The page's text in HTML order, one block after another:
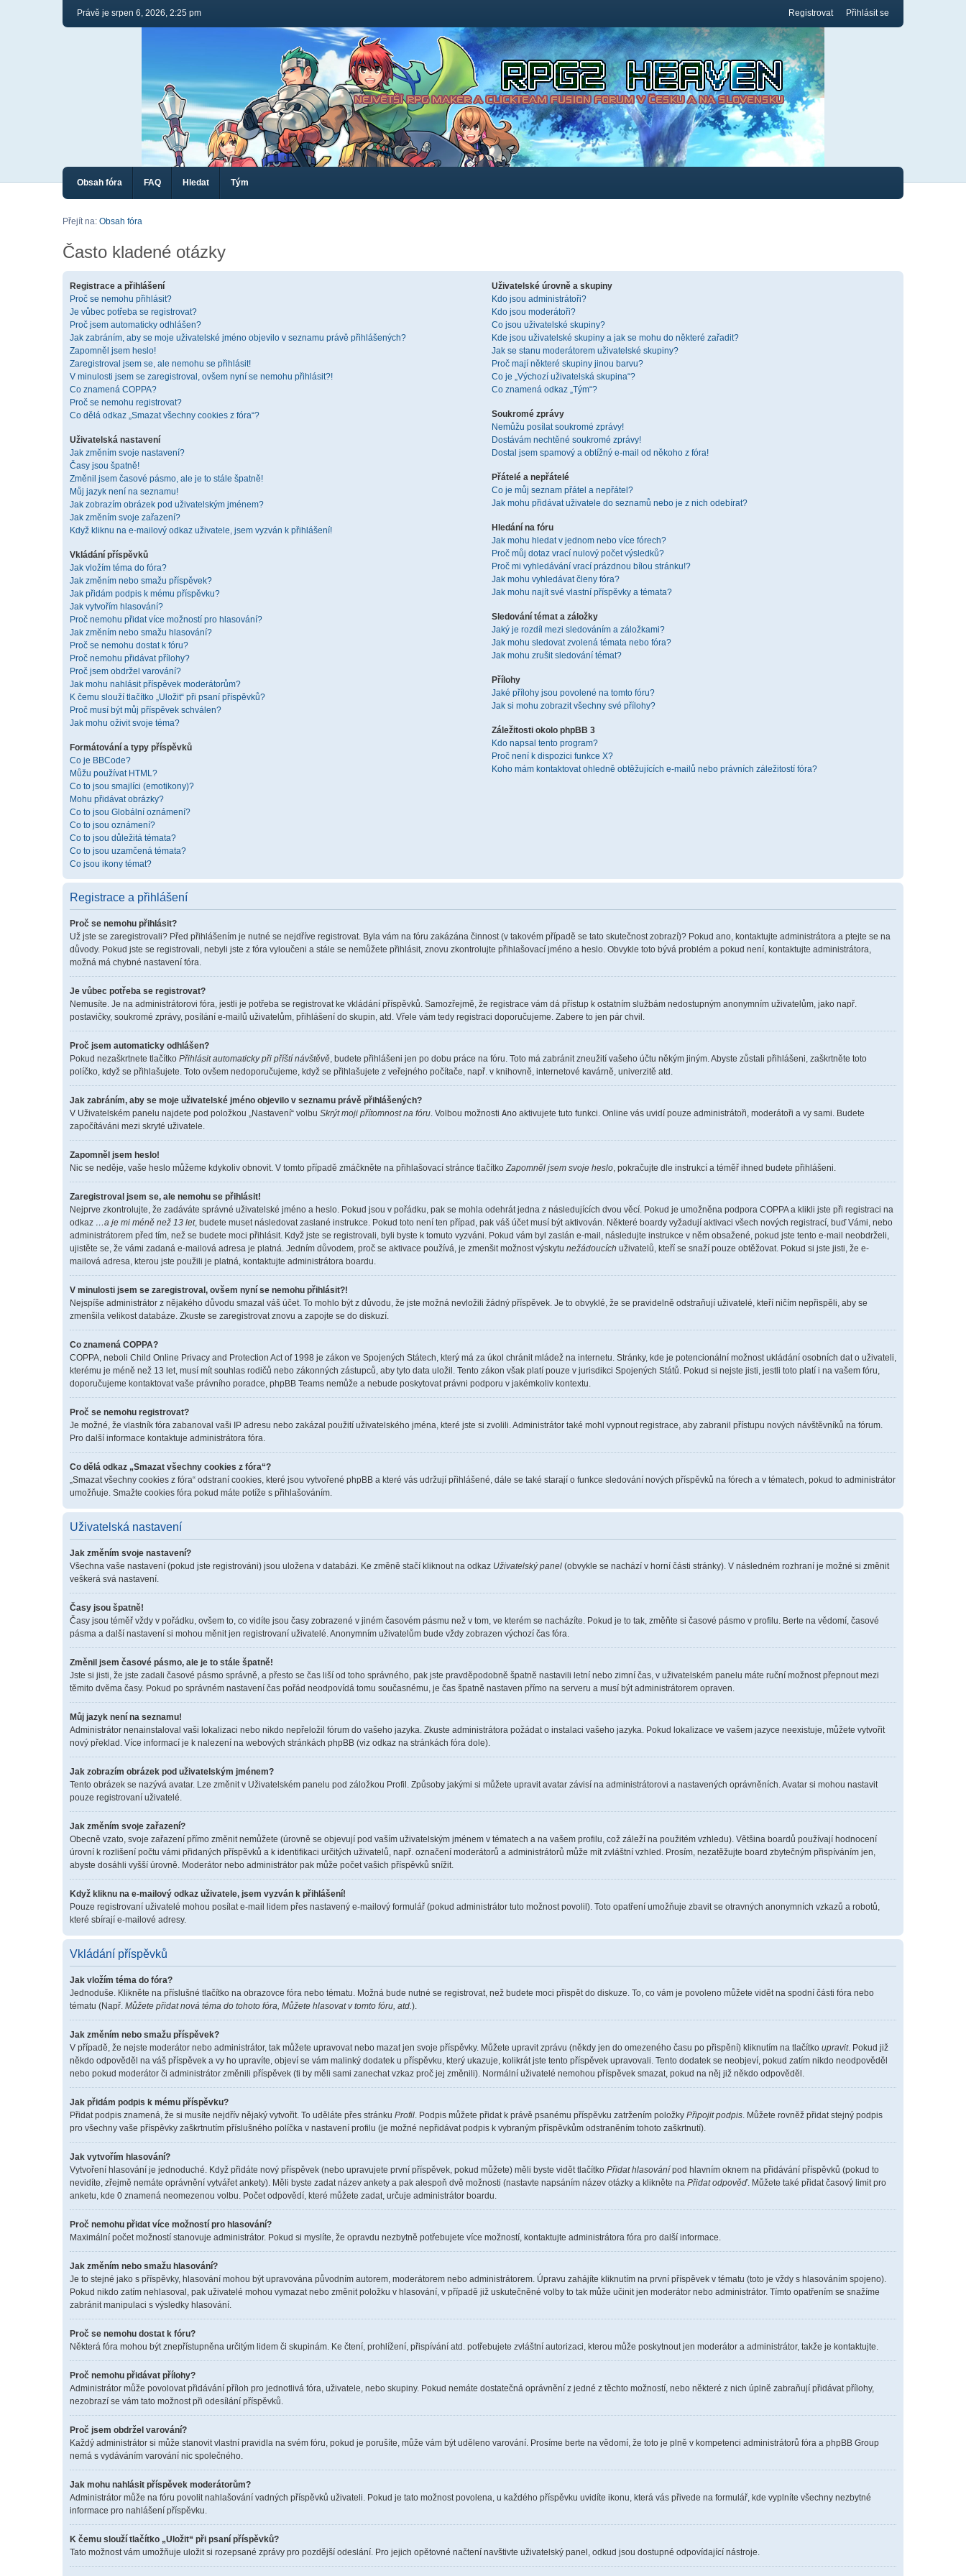
Právě je srpen 6, 2026, 2:25 pm Registrovat Přihlásit se
Obsah fóra FAQ Hledat Tým
Přejít na: Obsah fóra
Často kladené otázky
Registrace a přihlášení
Proč se nemohu přihlásit?
Je vůbec potřeba se registrovat?
Proč jsem automaticky odhlášen?
Jak zabráním, aby se moje uživatelské jméno objevilo v seznamu právě přihlášených?
Zapomněl jsem heslo!
Zaregistroval jsem se, ale nemohu se přihlásit!
V minulosti jsem se zaregistroval, ovšem nyní se nemohu přihlásit?!
Co znamená COPPA?
Proč se nemohu registrovat?
Co dělá odkaz „Smazat všechny cookies z fóra“?
Uživatelská nastavení
Jak změním svoje nastavení?
Časy jsou špatně!
Změnil jsem časové pásmo, ale je to stále špatně!
Můj jazyk není na seznamu!
Jak zobrazím obrázek pod uživatelským jménem?
Jak změním svoje zařazení?
Když kliknu na e-mailový odkaz uživatele, jsem vyzván k přihlášení!
Vkládání příspěvků
Jak vložím téma do fóra?
Jak změním nebo smažu příspěvek?
Jak přidám podpis k mému příspěvku?
Jak vytvořím hlasování?
Proč nemohu přidat více možností pro hlasování?
Jak změním nebo smažu hlasování?
Proč se nemohu dostat k fóru?
Proč nemohu přidávat přílohy?
Proč jsem obdržel varování?
Jak mohu nahlásit příspěvek moderátorům?
K čemu slouží tlačítko „Uložit“ při psaní příspěvků?
Proč musí být můj příspěvek schválen?
Jak mohu oživit svoje téma?
Formátování a typy příspěvků
Co je BBCode?
Můžu používat HTML?
Co to jsou smajlíci (emotikony)?
Mohu přidávat obrázky?
Co to jsou Globální oznámení?
Co to jsou oznámení?
Co to jsou důležitá témata?
Co to jsou uzamčená témata?
Co jsou ikony témat?
Uživatelské úrovně a skupiny
Kdo jsou administrátoři?
Kdo jsou moderátoři?
Co jsou uživatelské skupiny?
Kde jsou uživatelské skupiny a jak se mohu do některé zařadit?
Jak se stanu moderátorem uživatelské skupiny?
Proč mají některé skupiny jinou barvu?
Co je „Výchozí uživatelská skupina“?
Co znamená odkaz „Tým“?
Soukromé zprávy
Nemůžu posílat soukromé zprávy!
Dostávám nechtěné soukromé zprávy!
Dostal jsem spamový a obtížný e-mail od někoho z fóra!
Přátelé a nepřátelé
Co je můj seznam přátel a nepřátel?
Jak mohu přidávat uživatele do seznamů nebo je z nich odebírat?
Hledání na fóru
Jak mohu hledat v jednom nebo více fórech?
Proč můj dotaz vrací nulový počet výsledků?
Proč mi vyhledávání vrací prázdnou bílou stránku!?
Jak mohu vyhledávat členy fóra?
Jak mohu najít své vlastní příspěvky a témata?
Sledování témat a záložky
Jaký je rozdíl mezi sledováním a záložkami?
Jak mohu sledovat zvolená témata nebo fóra?
Jak mohu zrušit sledování témat?
Přílohy
Jaké přílohy jsou povolené na tomto fóru?
Jak si mohu zobrazit všechny své přílohy?
Záležitosti okolo phpBB 3
Kdo napsal tento program?
Proč není k dispozici funkce X?
Koho mám kontaktovat ohledně obtěžujících e-mailů nebo právních záležitostí fóra?
Registrace a přihlášení
Proč se nemohu přihlásit?
Už jste se zaregistrovali? Před přihlášením je nutné se nejdříve registrovat. Byla vám na fóru zakázána činnost (v takovém případě se tato skutečnost zobrazí)? Pokud ano, kontaktujte administrátora a ptejte se na
důvody. Pokud jste se registrovali, nebyli jste z fóra vyloučeni a stále se nemůžete přihlásit, znovu zkontrolujte přihlašovací jméno a heslo. Obvykle toto bývá problém a pokud není, kontaktujte administrátora,
možná má chybné nastavení fóra.
Je vůbec potřeba se registrovat?
Nemusíte. Je na administrátorovi fóra, jestli je potřeba se registrovat ke vkládání příspěvků. Samozřejmě, že registrace vám dá přístup k ostatním službám nedostupným anonymním uživatelům, jako např.
postavičky, soukromé zprávy, posílání e-mailů uživatelům, přihlášení do skupin, atd. Vřele vám tedy registraci doporučujeme. Zabere to jen pár chvil.
Proč jsem automaticky odhlášen?
Pokud nezaškrtnete tlačítko Přihlásit automaticky při příští návštěvě, budete přihlášeni jen po dobu práce na fóru. Toto má zabránit zneužití vašeho účtu někým jiným. Abyste zůstali přihlášeni, zaškrtněte toto
políčko, když se přihlašujete. Toto ovšem nedoporučujeme, když se přihlašujete z veřejného počítače, např. v knihovně, internetové kavárně, univerzitě atd.
Jak zabráním, aby se moje uživatelské jméno objevilo v seznamu právě přihlášených?
V Uživatelském panelu najdete pod položkou „Nastavení“ volbu Skrýt moji přítomnost na fóru. Volbou možnosti Ano aktivujete tuto funkci. Online vás uvidí pouze administrátoři, moderátoři a vy sami. Budete
započítáváni mezi skryté uživatele.
Zapomněl jsem heslo!
Nic se neděje, vaše heslo můžeme kdykoliv obnovit. V tomto případě zmáčkněte na přihlašovací stránce tlačítkoZapomněl jsem svoje heslo, pokračujte dle instrukcí a téměř ihned budete přihlášeni.
Zaregistroval jsem se, ale nemohu se přihlásit!
Nejprve zkontrolujte, že zadáváte správné uživatelské jméno a heslo. Pokud jsou v pořádku, pak se mohla odehrát jedna z následujících dvou věcí. Pokud je umožněna podpora COPPA a klikli jste při registraci na
odkaz …a je mi méně než 13 let, budete muset následovat zaslané instrukce. Pokud toto není ten případ, pak váš účet musí být aktivován. Některé boardy vyžadují aktivaci všech nových registrací, buď Vámi, nebo
administrátorem před tím, než se budete moci přihlásit. Když jste se registrovali, byli byste k tomuto vyzváni. Pokud vám byl zaslán e-mail, následujte instrukce v něm obsažené, pokud jste tento e-mail neobdrželi,
ujistěte se, že vámi zadaná e-mailová adresa je platná. Jedním důvodem, proč se aktivace používá, je zmenšit možnost výskytu nežádoucích uživatelů, kteří se snaží pouze obtěžovat. Pokud si jste jisti, že e-
mailová adresa, kterou jste použili je platná, kontaktujte administrátora boardu.
V minulosti jsem se zaregistroval, ovšem nyní se nemohu přihlásit?!
Nejspíše administrátor z nějakého důvodu smazal váš účet. To mohlo být z důvodu, že jste možná nevložili žádný příspěvek. Je to obvyklé, že se pravidelně odstraňují uživatelé, kteří ničím nepřispěli, aby se
zmenšila velikost databáze. Zkuste se zaregistrovat znovu a zapojte se do diskuzí.
Co znamená COPPA?
COPPA, neboli Child Online Privacy and Protection Act of 1998 je zákon ve Spojených Státech, který má za úkol chránit mládež na internetu. Stránky, kde je potencionální možnost ukládání osobních dat o uživateli,
kterému je méně než 13 let, musí mít souhlas rodičů nebo zákonných zástupců, aby tyto data uložil. Tento zákon však platí pouze v jurisdikci Spojených Států. Pokud si nejste jisti, jestli toto platí i na vašem fóru,
doporučujeme kontaktovat vaše právního poradce, phpBB Teams nemůže a nebude poskytovat právni podporu v jakémkoliv kontextu.
Proč se nemohu registrovat?
Je možné, že vlastník fóra zabanoval vaši IP adresu nebo zakázal použití uživatelského jména, které jste si zvolili. Administrátor také mohl vypnout registrace, aby zabranil přístupu nových návštěvníků na fórum.
Pro další informace kontaktuje administrátora fóra.
Co dělá odkaz „Smazat všechny cookies z fóra“?
„Smazat všechny cookies z fóra“ odstraní cookies, které jsou vytvořené phpBB a které vás udržují přihlášené, dále se také starají o funkce sledování nových příspěvků na fórech a v tématech, pokud to administrátor
umožňuje. Smažte cookies fóra pokud máte potíže s přihlašováním.
Uživatelská nastavení
Jak změním svoje nastavení?
Všechna vaše nastavení (pokud jste registrováni) jsou uložena v databázi. Ke změně stačí kliknout na odkaz Uživatelský panel (obvykle se nachází v horní části stránky). V následném rozhraní je možné si změnit
veškerá svá nastavení.
Časy jsou špatně!
Časy jsou téměř vždy v pořádku, ovšem to, co vidíte jsou časy zobrazené v jiném časovém pásmu než v tom, ve kterém se nacházíte. Pokud je to tak, změňte si časové pásmo v profilu. Berte na vědomí, časové
pásma a další nastavení si mohou měnit jen registrovaní uživatelé. Anonymním uživatelům bude vždy zobrazen výchozí čas fóra.
Změnil jsem časové pásmo, ale je to stále špatně!
Jste si jisti, že jste zadali časové pásmo správně, a přesto se čas liší od toho správného, pak jste pravděpodobně špatně nastavili letní nebo zimní čas, v uživatelském panelu máte ruční možnost přepnout mezi
těmito dvěma časy. Pokud po správném nastavení čas pořád neodpovídá tomu současnému, je čas špatně nastaven přímo na serveru a musí být administrátorem opraven.
Můj jazyk není na seznamu!
Administrátor nenainstaloval vaši lokalizaci nebo nikdo nepřeložil fórum do vašeho jazyka. Zkuste administrátora požádat o instalaci vašeho jazyka. Pokud lokalizace ve vašem jazyce neexistuje, můžete vytvořit
nový překlad. Více informací je k nalezení na webových stránkách phpBB (viz odkaz na stránkách fóra dole).
Jak zobrazím obrázek pod uživatelským jménem?
Tento obrázek se nazývá avatar. Lze změnit v Uživatelském panelu pod záložkou Profil. Způsoby jakými si můžete upravit avatar závisí na administrátorovi a nastavených oprávněních. Avatar si mohou nastavit
pouze registrovaní uživatelé.
Jak změním svoje zařazení?
Obecně vzato, svoje zařazení přímo změnit nemůžete (úrovně se objevují pod vaším uživatelským jménem v tématech a na vašem profilu, což záleží na použitém vzhledu). Většina boardů používají hodnocení
úrovní k rozlišení počtu vámi přidaných příspěvků a k identifikaci určitých uživatelů, např. označení moderátorů a administrátorů může mít zvláštní vzhled. Prosím, nezatěžujte board zbytečným přispíváním jen,
abyste dosáhli vyšší úrovně. Moderátor nebo administrátor pak může počet vašich příspěvků snížit.
Když kliknu na e-mailový odkaz uživatele, jsem vyzván k přihlášení!
Pouze registrovaní uživatelé mohou posílat e-mail lidem přes nastavený e-mailový formulář (pokud administrátor tuto možnost povolil). Toto opatření umožňuje zbavit se otravných anonymních vzkazů a robotů,
které sbírají e-mailové adresy.
Vkládání příspěvků
Jak vložím téma do fóra?
Jednoduše. Klikněte na příslušné tlačítko na obrazovce fóra nebo tématu. Možná bude nutné se registrovat, než budete moci přispět do diskuze. To, co vám je povoleno můžete vidět na spodní části fóra nebo
tématu (Např. Můžete přidat nová téma do tohoto fóra, Můžete hlasovat v tomto fóru, atd.).
Jak změním nebo smažu příspěvek?
V případě, že nejste moderátor nebo administrátor, tak můžete upravovat nebo mazat jen svoje příspěvky. Můžete upravit zprávu (někdy jen do omezeného času po přispění) kliknutím na tlačítko upravit. Pokud již
někdo odpověděl na váš příspěvek a vy ho upravíte, objeví se vám malinký dodatek u příspěvku, který ukazuje, kolikrát jste tento příspěvek upravovali. Tento dodatek se neobjeví, pokud zatím nikdo neodpověděl
nebo pokud moderátor či administrátor změnili příspěvek (ti by měli sami zanechat vzkaz proč jej změnili). Normální uživatelé nemohou příspěvek smazat, pokud na něj již někdo odpověděl.
Jak přidám podpis k mému příspěvku?
Přidat podpis znamená, že si musíte nejdřív nějaký vytvořit. To uděláte přes stránku Profil. Podpis můžete přidat k právě psanému příspěvku zatržením položky Připojit podpis. Můžete rovněž přidat stejný podpis
pro všechny vaše příspěvky zaškrtnutím příslušného políčka v nastavení profilu (je možné nepřidávat podpis k vybraným příspěvkům odstraněním tohoto zaškrtnutí).
Jak vytvořím hlasování?
Vytvoření hlasování je jednoduché. Když přidáte nový příspěvek (nebo upravujete první příspěvek, pokud můžete) měli byste vidět tlačítko Přidat hlasování pod hlavním oknem na přidávání příspěvků (pokud to
nevidíte, zřejmě nemáte oprávnění vytvářet ankety). Měli byste zadat název ankety a pak alespoň dvě možnosti (nastavte napsáním název otázky a klikněte na Přidat odpověď. Můžete také přidat časový limit pro
anketu, kde 0 znamená neomezenou volbu. Počet odpovědí, které můžete zadat, určuje administrátor boardu.
Proč nemohu přidat více možností pro hlasování?
Maximální počet možností stanovuje administrátor. Pokud si myslíte, že opravdu nezbytně potřebujete více možností, kontaktujte administrátora fóra pro další informace.
Jak změním nebo smažu hlasování?
Je to stejné jako s příspěvky, hlasování mohou být upravována původním autorem, moderátorem nebo administrátorem. Úpravu zahájíte kliknutím na první příspěvek v tématu (toto je vždy s hlasováním spojeno).
Pokud nikdo zatím nehlasoval, pak uživatelé mohou vymazat nebo změnit položku v hlasování, v případě již uskutečněné volby to tak může učinit jen moderátor nebo administrátor. Tímto opatřením se snažíme
zabránit manipulaci s výsledky hlasování.
Proč se nemohu dostat k fóru?
Některá fóra mohou být znepřístupněna určitým lidem či skupinám. Ke čtení, prohlížení, přispívání atd. potřebujete zvláštní autorizaci, kterou může poskytnout jen moderátor a administrátor, takže je kontaktujte.
Proč nemohu přidávat přílohy?
Administrátor může povolovat přidávání příloh pro jednotlivá fóra, uživatele, nebo skupiny. Pokud nemáte dostatečná oprávnění z jedné z těchto možností, nebo některé z nich úplně zabraňují přidávat přílohy,
nezobrazí se vám tato možnost při odesílání příspěvků.
Proč jsem obdržel varování?
Každý administrátor si může stanovit vlastní pravidla na svém fóru, pokud je porušíte, může vám být uděleno varování. Prosíme berte na vědomí, že toto je plně v kompetenci administrátorů fóra a phpBB Group
nemá s vydáváním varování nic společného.
Jak mohu nahlásit příspěvek moderátorům?
Administrátor může na fóru povolit nahlašování vadných příspěvků uživateli. Pokud je tato možnost povolena, u každého příspěvku uvidíte ikonu, která vás přivede na formulář, kde vyplníte všechny nezbytné
informace pro nahlášení příspěvku.
K čemu slouží tlačítko „Uložit“ při psaní příspěvků?
Tato možnost vám umožňuje uložit si rozepsané zprávy pro pozdější odeslání. Pro jejich opětovné načtení navštivte uživatelský panel, odkud jsou dostupné odpovídající nástroje.